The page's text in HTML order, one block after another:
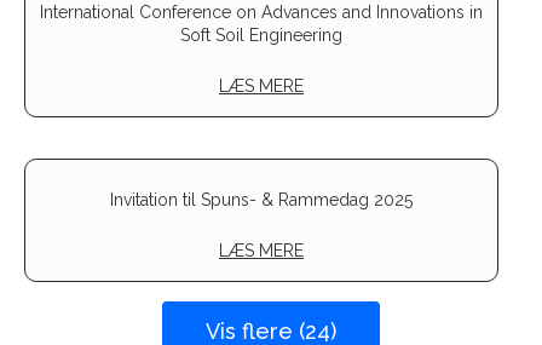
International Conference on Advances and Innovations in
Soft Soil Engineering
LÆS MERE
Invitation til Spuns- & Rammedag 2025
LÆS MERE
Vis flere (24)